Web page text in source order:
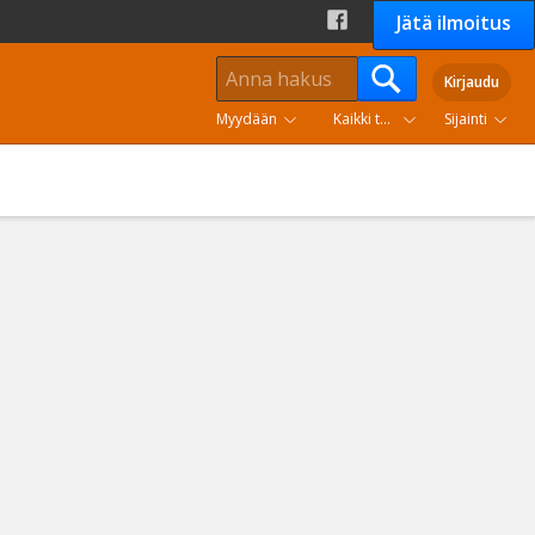
Jätä ilmoitus
Kirjaudu
Myydään
Kaikki tuoteryhmät Sijainti